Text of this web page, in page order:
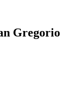
Gregorio